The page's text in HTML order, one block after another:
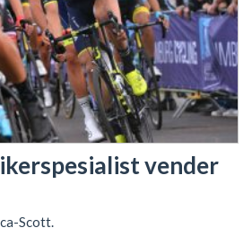
vender
Scott.